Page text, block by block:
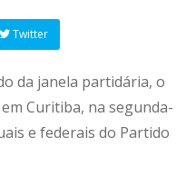
Twitter
da janela partidária, o
Curitiba, na segunda-
e federais do Partido